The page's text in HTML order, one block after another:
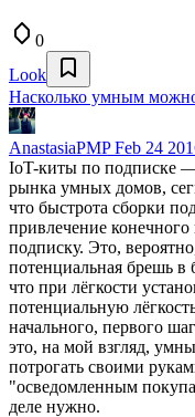
0
Look
Насколько умным
AnastasiaPMPFeb 24
IoT-киты по подписке —
рынка умных домов,
что быстрота сборки
привлечение конечного
подписку. Это,
потенциальная брешь
что при лёгкости
потенциальную
начального, первого
это, на мой взгляд,
потрогать своими
"осведомленным
деле нужно.